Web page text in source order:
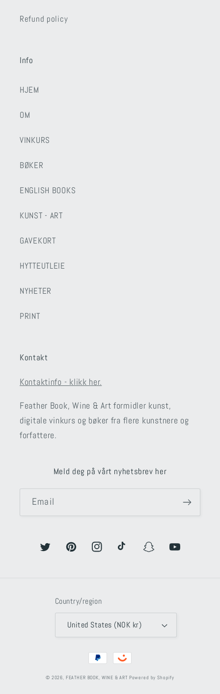
Refund policy
Info
HJEM
OM
VINKURS
BØKER
ENGLISH BOOKS
KUNST - ART
GAVEKORT
HYTTEUTLEIE
NYHETER
PRINT
Kontakt
Kontaktinfo - klikk her.
Feather Book, Wine & Art formidler kunst,
digitale vinkurs og bøker fra flere kunstnere og
forfattere.
Meld deg på vårt nyhetsbrev her
Email
Twitter PinterestInstagramTikTok SnapchatYouTube
Country/region
United States (NOK kr)
Payment
© 2026, FEATHER BOOK, WINE & ART Powered by Shopify